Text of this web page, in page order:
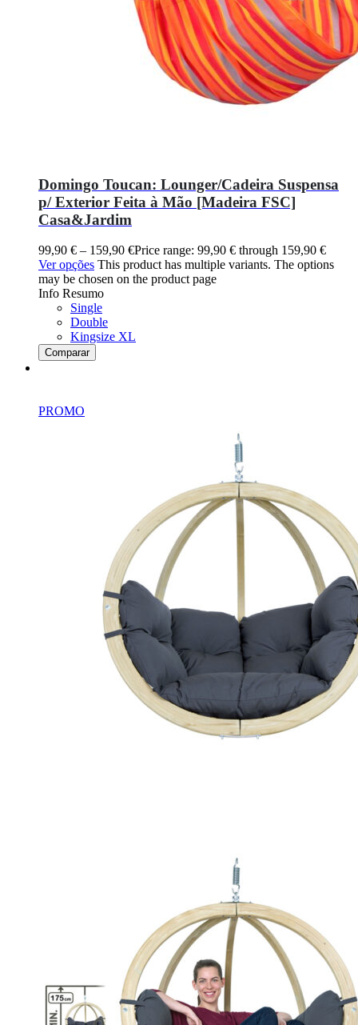
Domingo Toucan: Lounger/Cadeira Suspensa
p/ Exterior Feita à Mão [Madeira FSC]
Casa&Jardim
99,90 € – 159,90 €Price range: 99,90 € through 159,90 €
Ver opções This product has multiple variants. The options
may be chosen on the product page
Info Resumo
Single
Double
Kingsize XL
Comparar
PROMO